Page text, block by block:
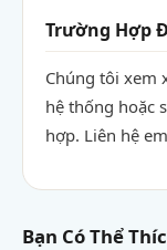
Trường Hợp
Chúng tôi xem
hệ thống hoặc
hợp. Liên hệ
Bạn Có Thể